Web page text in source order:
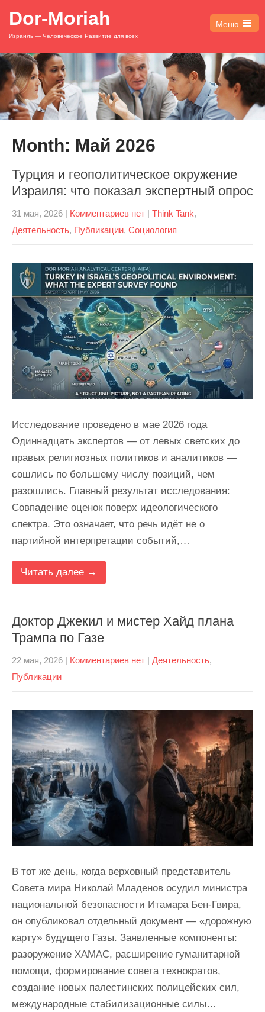
Dor-Moriah
Израиль — Человеческое Развитие для всех
Меню
Open
main
menu
Month: Май 2026
Турция и геополитическое окружение
Израиля: что показал экспертный опрос
31 мая, 2026 | Комментариев нет | Think Tank,
Деятельность, Публикации, Социология
Исследование проведено в мае 2026 года
Одиннадцать экспертов — от левых светских до
правых религиозных политиков и аналитиков —
сошлись по большему числу позиций, чем
разошлись. Главный результат исследования:
Совпадение оценок поверх идеологического
спектра. Это означает, что речь идёт не о
партийной интерпретации событий,…
Читать далее →
Доктор Джекил и мистер Хайд плана
Трампа по Газе
22 мая, 2026 | Комментариев нет | Деятельность,
Публикации
В тот же день, когда верховный представитель
Совета мира Николай Младенов осудил министра
национальной безопасности Итамара Бен-Гвира,
он опубликовал отдельный документ — «дорожную
карту» будущего Газы. Заявленные компоненты:
разоружение ХАМАС, расширение гуманитарной
помощи, формирование совета технократов,
создание новых палестинских полицейских сил,
международные стабилизационные силы…